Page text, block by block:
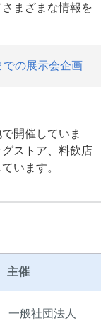
まざまな情報を
での展示会企画
開催していま
ストア、料飲店
います。
主催
一般社団法人